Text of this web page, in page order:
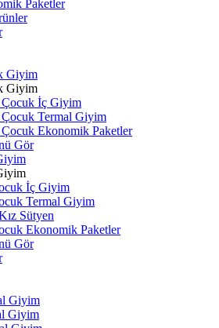
Paketler
Giyim
Giyim
İç Giyim
Termal Giyim
Ekonomik Paketler
Gör
İç Giyim
Termal Giyim
Sütyen
Ekonomik Paketler
Gör
Giyim
Giyim